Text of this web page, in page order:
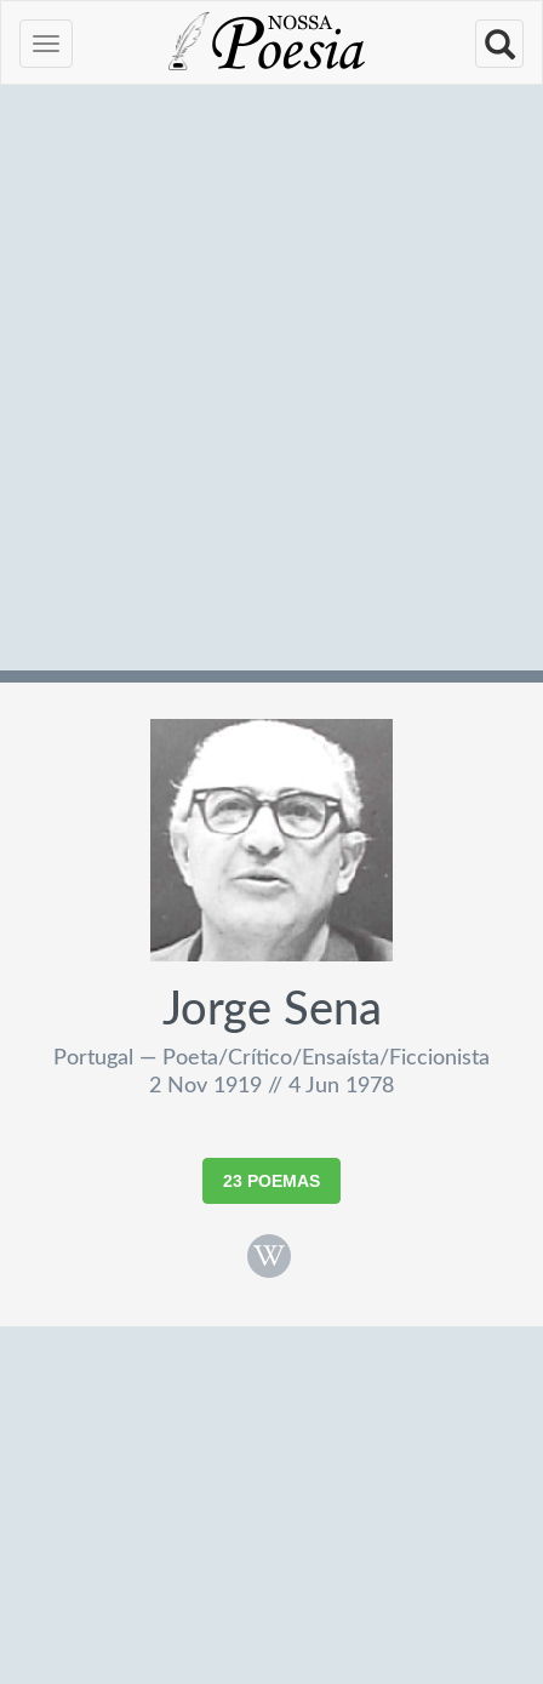
Jorge Sena
Portugal — Poeta/Crítico/Ensaísta/Ficcionista
2 Nov 1919 // 4 Jun 1978
23 POEMAS